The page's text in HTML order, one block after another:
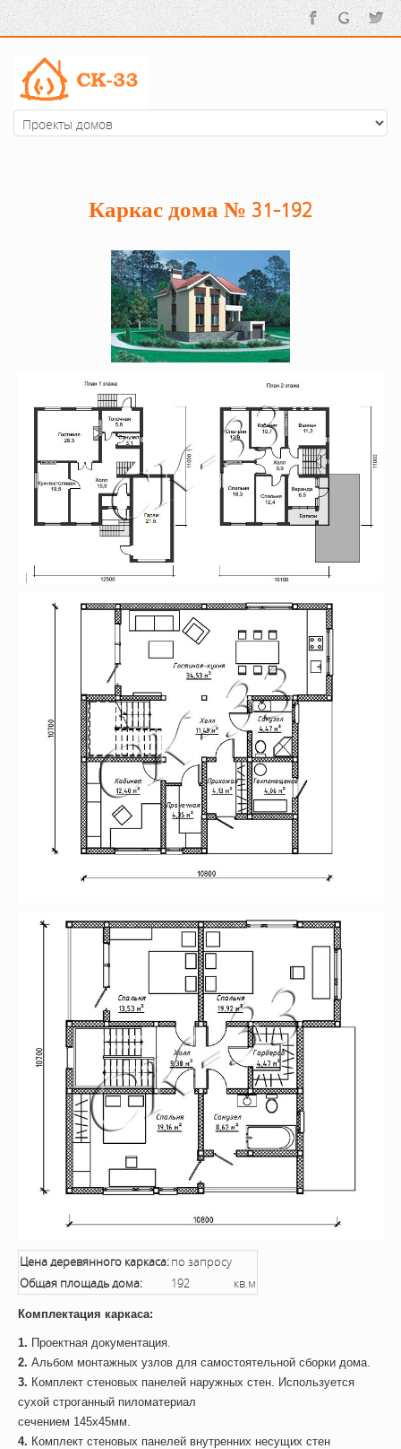
Каркас дома № 31-192
Цена деревянного каркаса:по запросу
Общая площадь дома:
192 кв.м
Комплектация каркаса:
1. Проектная документация.
2. Альбом монтажных узлов для самостоятельной сборки дома.
3. Комплект стеновых панелей наружных стен. Используется
сухой строганный пиломатериал
сечением 145х45мм.
4. Комплект стеновых панелей внутренних несущих стен